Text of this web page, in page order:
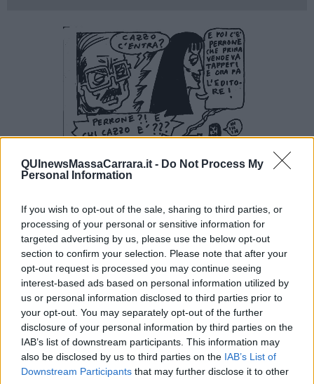
QUInewsMassaCarrara.it - Do Not Process My
Personal Information
If you wish to opt-out of the sale, sharing to third parties, or
processing of your personal or sensitive information for
targeted advertising by us, please use the below opt-out
section to confirm your selection. Please note that after your
opt-out request is processed you may continue seeing
interest-based ads based on personal information utilized by
us or personal information disclosed to third parties prior to
your opt-out. You may separately opt-out of the further
disclosure of your personal information by third parties on the
IAB’s list of downstream participants. This information may
also be disclosed by us to third parties on the IAB’s List of
Downstream Participants that may further disclose it to other